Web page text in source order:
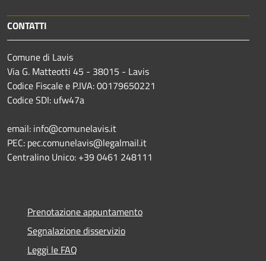
CONTATTI
Comune di Lavis
Via G. Matteotti 45 - 38015 - Lavis
Codice Fiscale e P.IVA: 00179650221
Codice SDI: ufw47a
email: info@comunelavis.it
PEC: pec.comunelavis@legalmail.it
Centralino Unico: +39 0461 248111
Prenotazione appuntamento
Segnalazione disservizio
Leggi le FAQ